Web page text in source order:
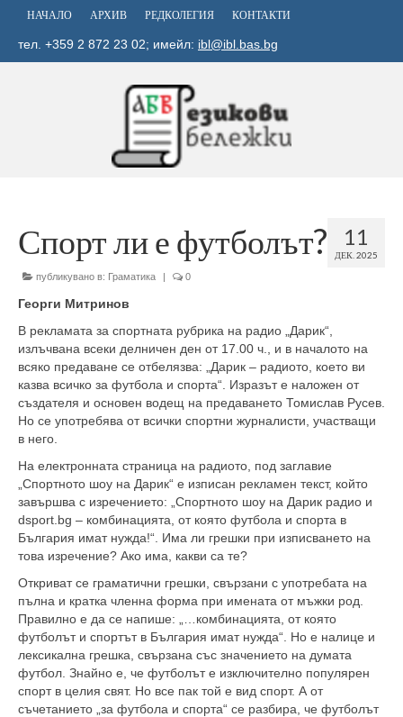
НАЧАЛО АРХИВ РЕДКОЛЕГИЯ КОНТАКТИ
тел. +359 2 872 23 02; имейл: ibl@ibl.bas.bg
11
ДЕК. 2025
Спорт ли е футболът?
публикувано в: Граматика | 0
Георги Митринов
В рекламата за спортната рубрика на радио „Дарик“,
излъчвана всеки делничен ден от 17.00 ч., и в началото на
всяко предаване се отбелязва: „Дарик – радиото, което ви
казва всичко за футбола и спорта“. Изразът е наложен от
създателя и основен водещ на предаването Томислав Русев.
Но се употребява от всички спортни журналисти, участващи
в него.
На електронната страница на радиото, под заглавие
„Спортното шоу на Дарик“ е изписан рекламен текст, който
завършва с изречението: „Спортното шоу на Дарик радио и
dsport.bg – комбинацията, от която футбола и спорта в
България имат нужда!“. Има ли грешки при изписването на
това изречение? Ако има, какви са те?
Откриват се граматични грешки, свързани с употребата на
пълна и кратка членна форма при имената от мъжки род.
Правилно е да се напише: „…комбинацията, от която
футболът и спортът в България имат нужда“. Но е налице и
лексикална грешка, свързана със значението на думата
футбол. Знайно е, че футболът е изключително популярен
спорт в целия свят. Но все пак той е вид спорт. А от
съчетанието „за футбола и спорта“ се разбира, че футболът